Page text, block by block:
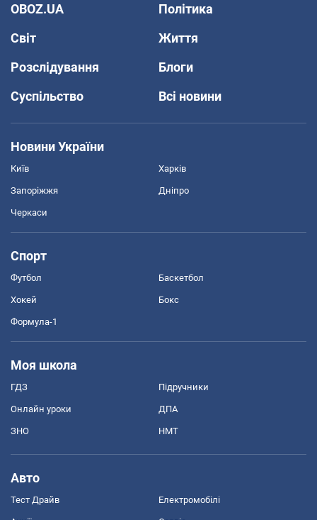
OBOZ.UA
Політика
Світ
Життя
Розслідування
Блоги
Суспільство
Всі новини
Новини України
Київ Харків
Запоріжжя Дніпро
Черкаси
Спорт
Футбол Баскетбол
Хокей Бокс
Формула-1
Моя школа
ГДЗ Підручники
Онлайн уроки ДПА
ЗНО НМТ
Авто
Тест Драйв Електромобілі